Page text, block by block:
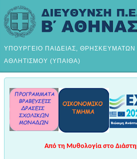
ΥΠΟΥΡΓΕΙΟ ΠΑΙΔΕΙΑΣ, ΘΡΗΣΚΕΥΜΑΤΩΝ
ΑΘΛΗΤΙΣΜΟΥ (ΥΠΑΙΘΑ)
Από τη Μυθολογία στο